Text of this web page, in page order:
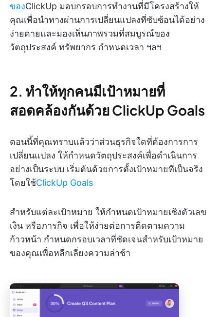
ของClickUp มอบกรอบการทำงานที่มีโครงสร้างให้
คุณเพื่อนำทางผ่านการเปลี่ยนแปลงที่ซับซ้อนได้อย่าง
ง่ายดายและมองเห็นภาพรวมที่สมบูรณ์ของ
วัตถุประสงค์ ทรัพยากร กำหนดเวลา ฯลฯ
2. ทำให้ทุกคนมีเป้าหมายที่
สอดคล้องกันด้วย ClickUp Goals
ตอนนี้ที่คุณทราบแล้วว่าส่วนธุรกิจใดที่ต้องการการ
เปลี่ยนแปลง ให้กำหนดวัตถุประสงค์เพื่อดำเนินการ
อย่างเป็นระบบ เริ่มต้นด้วยการตั้งเป้าหมายที่เป็นจริง
โดยใช้ClickUp Goals
สำหรับแต่ละเป้าหมาย ให้กำหนดเป้าหมายเชิงตัวเลข
เงิน หรือภารกิจ เพื่อให้ง่ายต่อการติดตามความ
ก้าวหน้า กำหนดกรอบเวลาที่ชัดเจนสำหรับเป้าหมาย
ของคุณเพื่อหลีกเลี่ยงความล่าช้า